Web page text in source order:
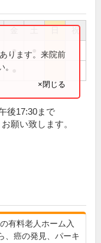
祝
●
ります。来院前
×閉じる
後17:30まで
願い致します。
有料老人ホーム入
、癌の発見、パーキ